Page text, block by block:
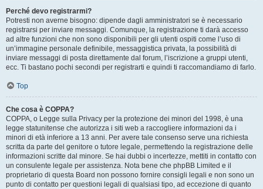
Perché devo registrarmi?
Potresti non averne bisogno: dipende dagli amministratori se è necessario
registrarsi per inviare messaggi. Comunque, la registrazione ti darà accesso
ad altre funzioni che non sono disponibili per gli utenti ospiti come l’uso di
un’immagine personale definibile, messaggistica privata, la possibilità di
inviare messaggi di posta direttamente dal forum, l’iscrizione a gruppi utenti,
ecc. Ti bastano pochi secondi per registrarti e quindi ti raccomandiamo di farlo.
Top
Che cosa è COPPA?
COPPA, o Legge sulla Privacy per la protezione dei minori del 1998, è una
legge statunitense che autorizza i siti web a raccogliere informazioni da i
minori di età inferiore a 13 anni. Per avere tale consenso serve una richiesta
scritta da parte del genitore o tutore legale, permettendo la registrazione delle
informazioni scritte dal minore. Se hai dubbi o incertezze, mettiti in contatto con
un consulente legale per assistenza. Nota bene che phpBB Limited e il
proprietario di questa Board non possono fornire consigli legali e non sono un
punto di contatto per questioni legali di qualsiasi tipo, ad eccezione di quanto